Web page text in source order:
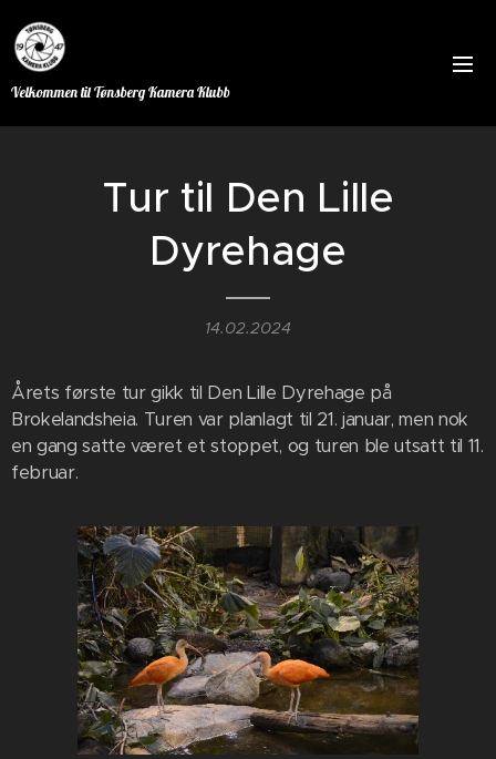
Velkommen til Tønsberg Kamera Klubb
Tur til Den Lille
Dyrehage
14.02.2024
Årets første tur gikk til Den Lille Dyrehage på
Brokelandsheia. Turen var planlagt til 21. januar, men nok
en gang satte været et stoppet, og turen ble utsatt til 11.
februar.